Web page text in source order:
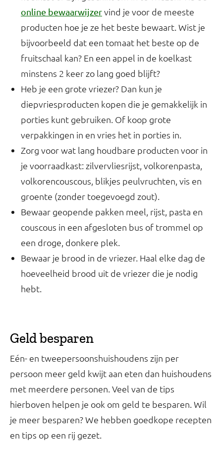
online bewaarwijzervind je voor de meeste
producten hoe je ze het beste bewaart. Wist je
bijvoorbeeld dat een tomaat het beste op de
fruitschaal kan? En een appel in de koelkast
minstens 2 keer zo lang goed blijft?
Heb je een grote vriezer? Dan kun je
diepvriesproducten kopen die je gemakkelijk in
porties kunt gebruiken. Of koop grote
verpakkingen in en vries het in porties in.
Zorg voor wat lang houdbare producten voor in
je voorraadkast: zilvervliesrijst, volkorenpasta,
volkorencouscous, blikjes peulvruchten, vis en
groente (zonder toegevoegd zout).
Bewaar geopende pakken meel, rijst, pasta en
couscous in een afgesloten bus of trommel op
een droge, donkere plek.
Bewaar je brood in de vriezer. Haal elke dag de
hoeveelheid brood uit de vriezer die je nodig
hebt.
Geld besparen
Eén- en tweepersoonshuishoudens zijn per
persoon meer geld kwijt aan eten dan huishoudens
met meerdere personen. Veel van de tips
hierboven helpen je ook om geld te besparen. Wil
je meer besparen? We hebben goedkope recepten
en tips op een rij gezet.